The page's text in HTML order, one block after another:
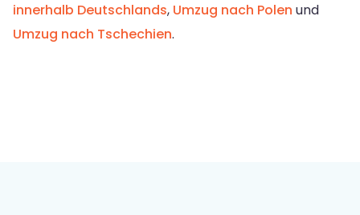
innerhalb Deutschlands, Umzug nach Polen und
Umzug nach Tschechien.